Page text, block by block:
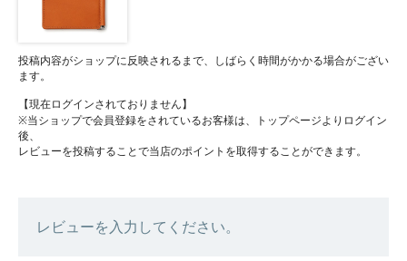
投稿内容がショップに反映されるまで、しばらく時間がかかる場合がござい
ます。
【現在ログインされておりません】
※当ショップで会員登録をされているお客様は、トップページよりログイン
後、
レビューを投稿することで当店のポイントを取得することができます。
レビューを入力してください。